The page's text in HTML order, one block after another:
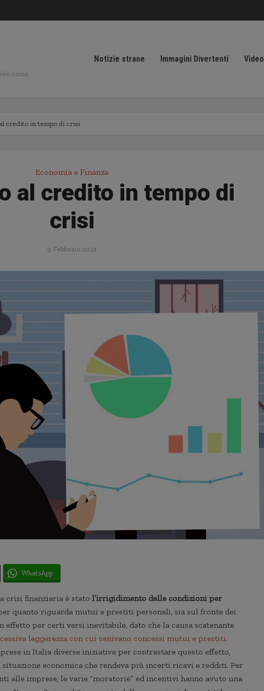
curiosi
Notizie strane Immagini Divertenti Video
al credito in tempo di crisi
Economia e Finanza
al credito in tempo di
crisi
9 Febbraio 2012
WhatsApp
crisi finanziaria è stato l’irrigidimento delle condizioni per
quanto riguarda mutui e prestiti personali, sia sul fronte dei
effetto per certi versi inevitabile, dato che la causa scatenante
leggerezza con cui venivano concessi mutui e prestiti.
in Italia diverse iniziative per contrastare questo effetto,
situazione economica che rendeva più incerti ricavi e redditi. Per
alle imprese, le varie “moratorie” ed incentivi hanno avuto una